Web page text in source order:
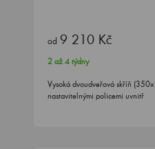
od 9 210 Kč
2 až 4 týdny
Vysoká dvoudveřová skříň
nastavitelnými policemi uvnitř